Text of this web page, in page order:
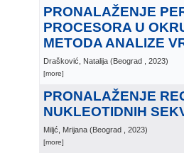
PRONALAŽENJE
PROCESORA U
METODA ANALIZE
Drašković, Natalija (Beograd , 2023)
[more]
PRONALAŽENJE
NUKLEOTIDNIH
Miljć, Mrijana (Beograd , 2023)
[more]